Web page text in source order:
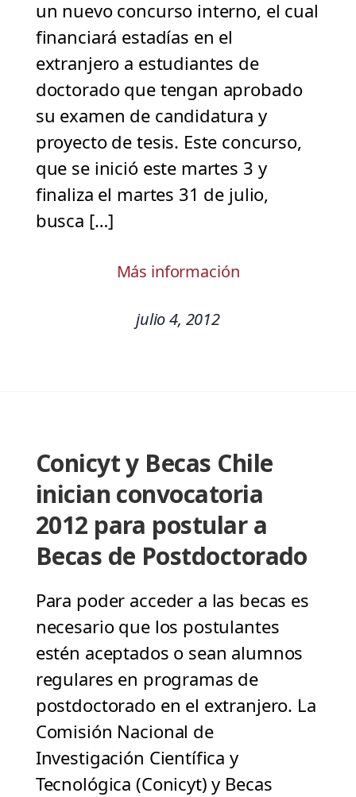
un nuevo concurso interno, el cual
financiará estadías en el
extranjero a estudiantes de
doctorado que tengan aprobado
su examen de candidatura y
proyecto de tesis. Este concurso,
que se inició este martes 3 y
finaliza el martes 31 de julio,
busca […]
Más información
julio 4, 2012
Conicyt y Becas Chile
inician convocatoria
2012 para postular a
Becas de Postdoctorado
Para poder acceder a las becas es
necesario que los postulantes
estén aceptados o sean alumnos
regulares en programas de
postdoctorado en el extranjero. La
Comisión Nacional de
Investigación Científica y
Tecnológica (Conicyt) y Becas